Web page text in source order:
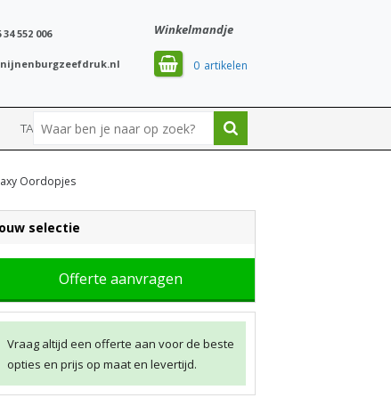
Winkelmandje
0
34 552 006
TASSEN SPORT
Oordopjes
selectie
Offerte aanvragen
Vraag altijd een offerte aan voor de beste
opties en prijs op maat en levertijd.